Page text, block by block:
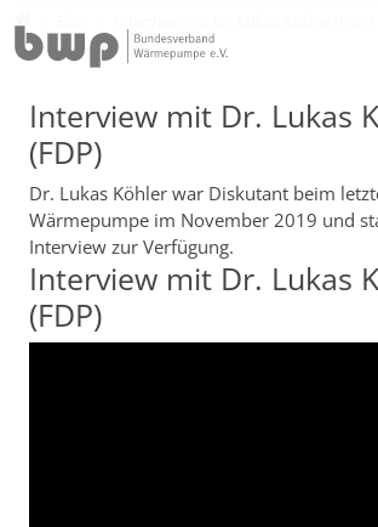
Interview mit Dr. Lukas
(FDP)
Dr. Lukas Köhler war Diskutant beim
Wärmepumpe im November 2019 und
Interview zur Verfügung.
Interview mit Dr. Lukas
(FDP)